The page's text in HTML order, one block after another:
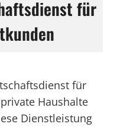
für
für
Haushalte
Dienstleistung